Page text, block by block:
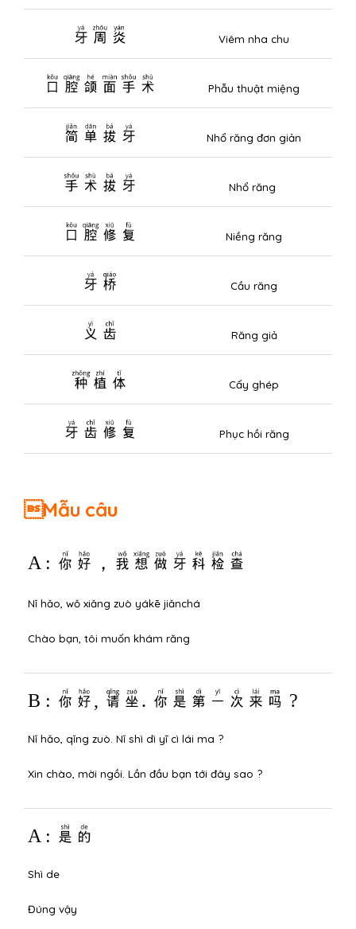
牙周炎 Viêm nha chu
口腔颌面手术 Phẫu thuật miệng
简单拔牙 Nhổ răng đơn giản
手术拔牙 Nhổ răng
口腔修复 Niềng răng
牙桥 Cầu răng
义齿 Răng giả
种植体 Cấy ghép
牙齿修复 Phục hồi răng
Mẫu câu
A : 你好，我想做牙科检查
Nǐ hǎo, wǒ xiǎng zuò yákē jiǎnchá
Chào bạn, tôi muốn khám răng
B : 你好, 请坐. 你是第一次来吗 ?
Nǐ hǎo, qǐng zuò. Nǐ shì dì yī cì lái ma ?
Xin chào, mời ngồi. Lần đầu bạn tới đây sao ?
A : 是的
Shì de
Đúng vậy